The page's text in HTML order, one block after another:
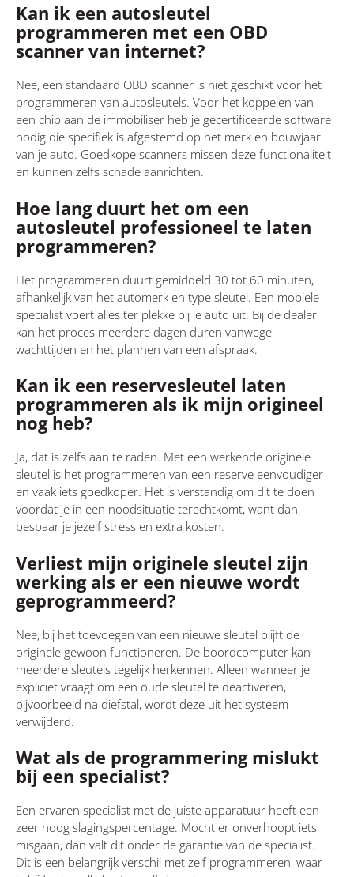
Kan ik een autosleutel
programmeren met een OBD
scanner van internet?
Nee, een standaard OBD scanner is niet geschikt voor het
programmeren van autosleutels. Voor het koppelen van
een chip aan de immobiliser heb je gecertificeerde software
nodig die specifiek is afgestemd op het merk en bouwjaar
van je auto. Goedkope scanners missen deze functionaliteit
en kunnen zelfs schade aanrichten.
Hoe lang duurt het om een
autosleutel professioneel te laten
programmeren?
Het programmeren duurt gemiddeld 30 tot 60 minuten,
afhankelijk van het automerk en type sleutel. Een mobiele
specialist voert alles ter plekke bij je auto uit. Bij de dealer
kan het proces meerdere dagen duren vanwege
wachttijden en het plannen van een afspraak.
Kan ik een reservesleutel laten
programmeren als ik mijn origineel
nog heb?
Ja, dat is zelfs aan te raden. Met een werkende originele
sleutel is het programmeren van een reserve eenvoudiger
en vaak iets goedkoper. Het is verstandig om dit te doen
voordat je in een noodsituatie terechtkomt, want dan
bespaar je jezelf stress en extra kosten.
Verliest mijn originele sleutel zijn
werking als er een nieuwe wordt
geprogrammeerd?
Nee, bij het toevoegen van een nieuwe sleutel blijft de
originele gewoon functioneren. De boordcomputer kan
meerdere sleutels tegelijk herkennen. Alleen wanneer je
expliciet vraagt om een oude sleutel te deactiveren,
bijvoorbeeld na diefstal, wordt deze uit het systeem
verwijderd.
Wat als de programmering mislukt
bij een specialist?
Een ervaren specialist met de juiste apparatuur heeft een
zeer hoog slagingspercentage. Mocht er onverhoopt iets
misgaan, dan valt dit onder de garantie van de specialist.
Dit is een belangrijk verschil met zelf programmeren, waar